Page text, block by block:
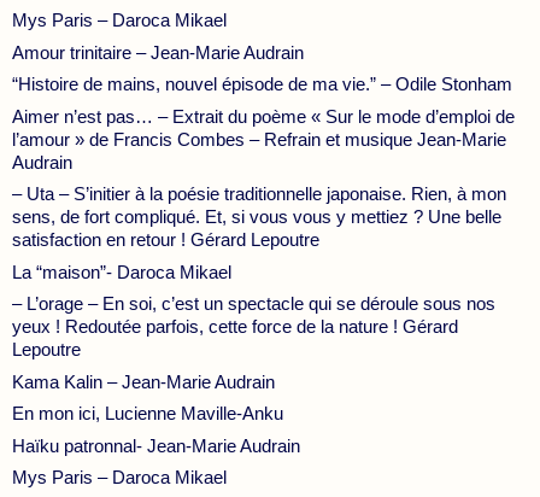
Mys Paris – Daroca Mikael
Amour trinitaire – Jean-Marie Audrain
“Histoire de mains, nouvel épisode de ma vie.” – Odile Stonham
Aimer n’est pas… – Extrait du poème « Sur le mode d’emploi de
l’amour » de Francis Combes – Refrain et musique Jean-Marie
Audrain
– Uta – S’initier à la poésie traditionnelle japonaise. Rien, à mon
sens, de fort compliqué. Et, si vous vous y mettiez ? Une belle
satisfaction en retour ! Gérard Lepoutre
La “maison”- Daroca Mikael
– L’orage – En soi, c’est un spectacle qui se déroule sous nos
yeux ! Redoutée parfois, cette force de la nature ! Gérard
Lepoutre
Kama Kalin – Jean-Marie Audrain
En mon ici, Lucienne Maville-Anku
Haïku patronnal- Jean-Marie Audrain
Mys Paris – Daroca Mikael